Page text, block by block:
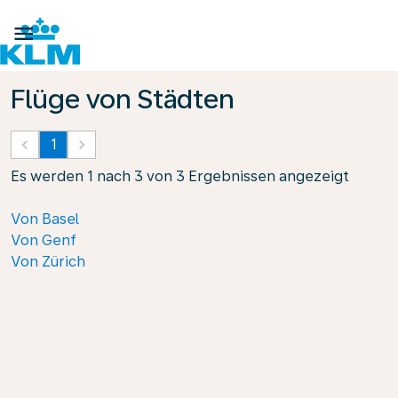

Flüge von Städten
keyboard_arrow_left 1 keyboard_arrow_right
Es werden 1 nach 3 von 3 Ergebnissen angezeigt
Von Basel
Von Genf
Von Zürich